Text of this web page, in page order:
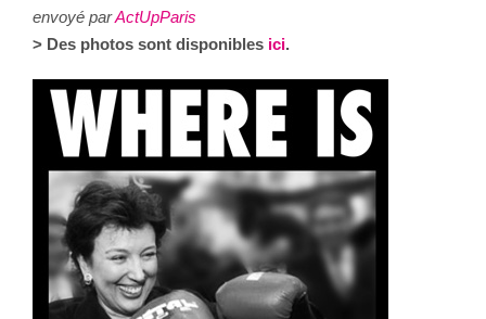
envoyé parActUpParis
> Des photos sont disponibles ici.